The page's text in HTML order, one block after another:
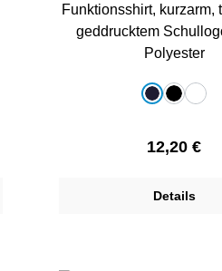
Funktionsshirt, kurzarm,
geddrucktem
Polyester
auswählen
marineschwarz
weiß
Regulärer
12,20 €
Details